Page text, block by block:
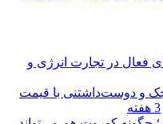
فعال در تجارت انرژی و
موش کوچک و دوست‌داشتنی با قیمت
3 هفته